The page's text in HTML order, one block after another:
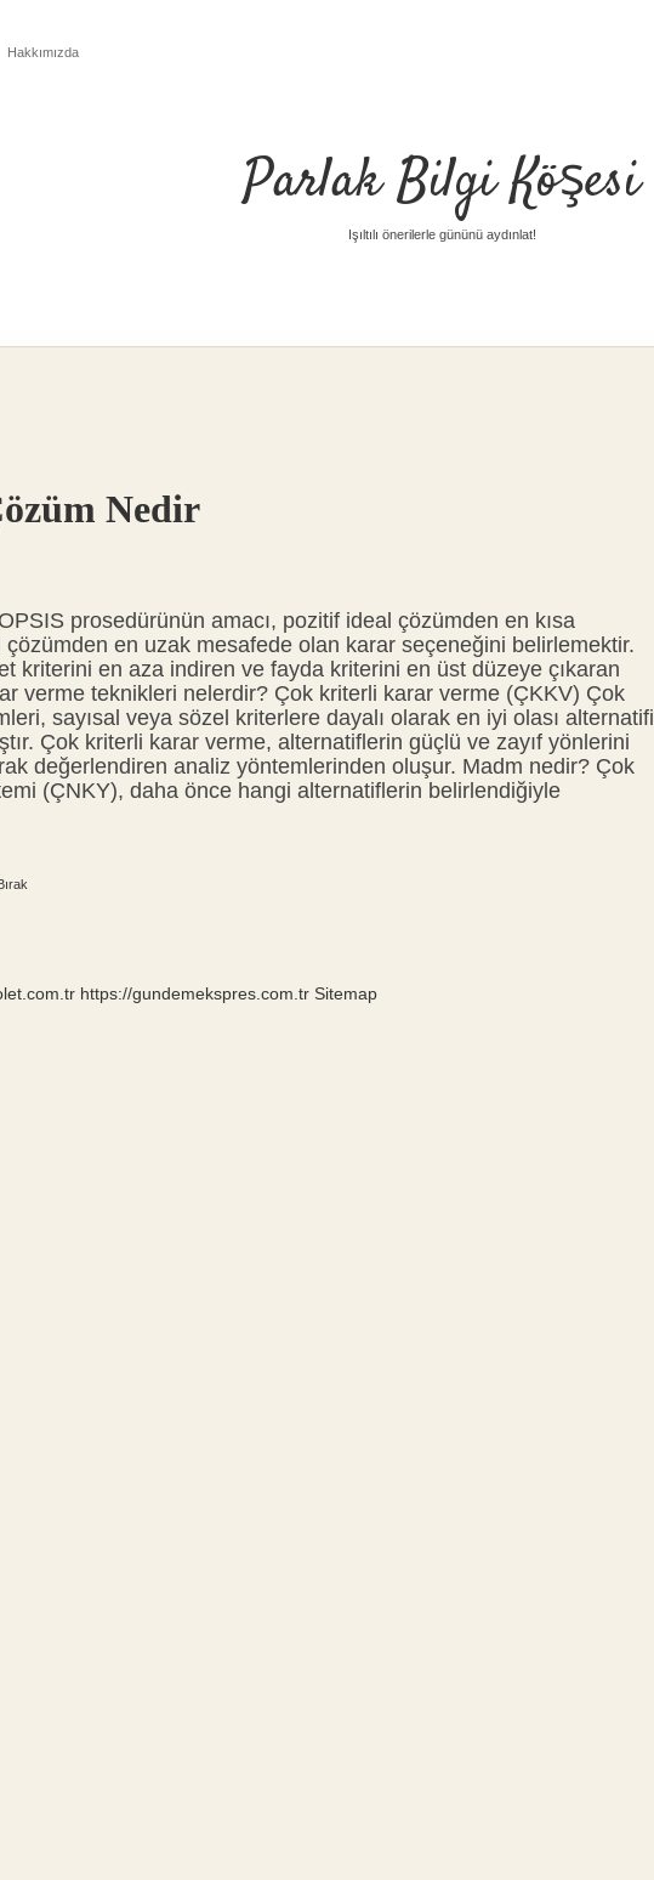
Hakkımızda
Parlak Bilgi Köşesi
Işıltılı önerilerle gününü aydınlat!
Nedir
prosedürünün amacı, pozitif ideal çözümden en kısa
en uzak mesafede olan karar seçeneğini belirlemektir.
kriterini en aza indiren ve fayda kriterini en üst düzeye çıkaran
verme teknikleri nelerdir? Çok kriterli karar verme (ÇKKV) Çok
sayısal veya sözel kriterlere dayalı olarak en iyi olası alternatifi
Çok kriterli karar verme, alternatiflerin güçlü ve zayıf yönlerini
değerlendiren analiz yöntemlerinden oluşur. Madm nedir? Çok
(ÇNKY), daha önce hangi alternatiflerin belirlendiğiyle
https://gundemekspres.com.tr Sitemap